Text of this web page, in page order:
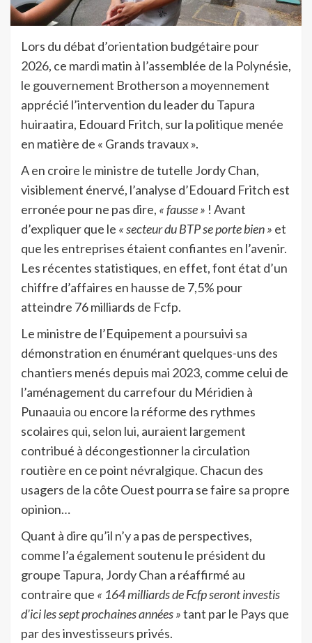
Lors du débat d’orientation budgétaire pour
2026, ce mardi matin à l’assemblée de la Polynésie,
le gouvernement Brotherson a moyennement
apprécié l’intervention du leader du Tapura
huiraatira, Edouard Fritch, sur la politique menée
en matière de « Grands travaux ».
A en croire le ministre de tutelle Jordy Chan,
visiblement énervé, l’analyse d’Edouard Fritch est
erronée pour ne pas dire, « fausse » ! Avant
d’expliquer que le « secteur du BTP se porte bien » et
que les entreprises étaient confiantes en l’avenir.
Les récentes statistiques, en effet, font état d’un
chiffre d’affaires en hausse de 7,5% pour
atteindre 76 milliards de Fcfp.
Le ministre de l’Equipement a poursuivi sa
démonstration en énumérant quelques-uns des
chantiers menés depuis mai 2023, comme celui de
l’aménagement du carrefour du Méridien à
Punaauia ou encore la réforme des rythmes
scolaires qui, selon lui, auraient largement
contribué à décongestionner la circulation
routière en ce point névralgique. Chacun des
usagers de la côte Ouest pourra se faire sa propre
opinion…
Quant à dire qu’il n’y a pas de perspectives,
comme l’a également soutenu le président du
groupe Tapura, Jordy Chan a réaffirmé au
contraire que « 164 milliards de Fcfp seront investis
d’ici les sept prochaines années »tant par le Pays que
par des investisseurs privés.